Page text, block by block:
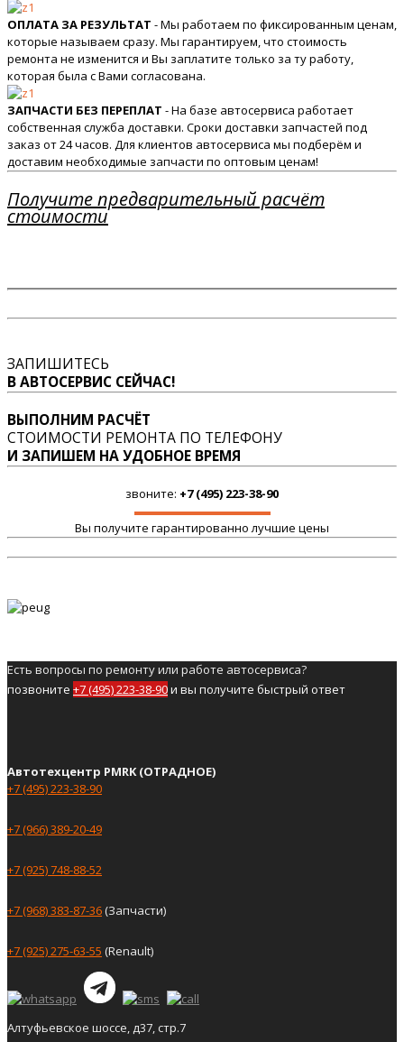
ОПЛАТА ЗА РЕЗУЛЬТАТ - Мы работаем по фиксированным ценам,
которые называем сразу. Мы гарантируем, что стоимость
ремонта не изменится и Вы заплатите только за ту работу,
которая была с Вами согласована.
ЗАПЧАСТИ БЕЗ ПЕРЕПЛАТ - На базе автосервиса работает
собственная служба доставки. Сроки доставки запчастей под
заказ от 24 часов. Для клиентов автосервиса мы подберём и
доставим необходимые запчасти по оптовым ценам!
Получите предварительный расчёт
стоимости
ЗАПИШИТЕСЬ
В АВТОСЕРВИС СЕЙЧАС!
ВЫПОЛНИМ РАСЧЁТ
СТОИМОСТИ РЕМОНТА ПО ТЕЛЕФОНУ
И ЗАПИШЕМ НА УДОБНОЕ ВРЕМЯ
звоните: +7 (495) 223-38-90
Вы получите гарантированно лучшие цены
Есть вопросы по ремонту или работе автосервиса?
позвоните +7 (495) 223-38-90и вы получите быстрый ответ
Автотехцентр PMRK (ОТРАДНОЕ)
+7 (495) 223-38-90
+7 (966) 389-20-49
+7 (925) 748-88-52
+7 (968) 383-87-36(Запчасти)
+7 (925) 275-63-55 (Renault)
Алтуфьевское шоссе, д37, стр.7